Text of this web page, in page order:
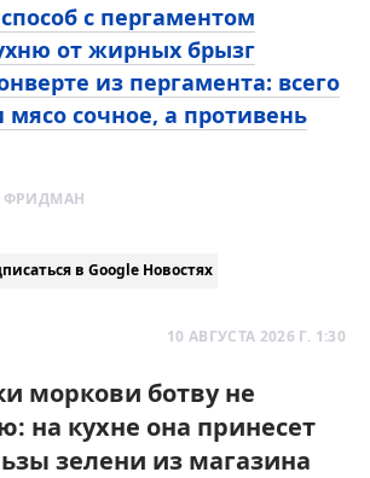
с пергаментом
от жирных брызг
из пергамента: всего
сочное, а противень
ФРИДМАН
в Google Новостях
10 АВГУСТА 2026 Г. 1:30
моркови ботву не
на кухне она принесет
зелени из магазина